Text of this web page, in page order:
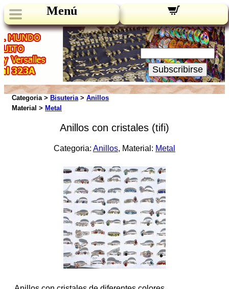
Menú
Novedades:
Su Email:
Subscribirse
Categoria > Bisuteria> Anillos
Material > Metal
Anillos con cristales (tifi)
Categoria: Anillos, Material: Metal